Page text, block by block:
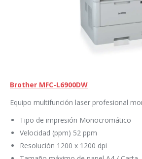
Brother MFC-L6900DW
Equipo multifunción laser profesional
Tipo de impresión Monocromático
Velocidad (ppm) 52 ppm
Resolución 1200 x 1200 dpi